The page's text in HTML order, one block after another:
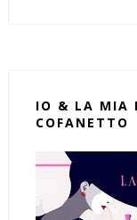
IO & LA MIA
COFANETTO